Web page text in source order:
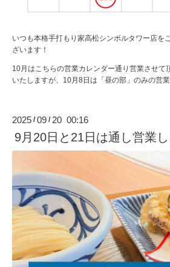
いつも本格手打もり家高松シンボルタワー店を
ざいます！
10月はこちらの営業カレンダー通り営業させて
いたしますが、10月8日は「昼の部」のみの営業
2025 /09 / 20 00:16
9月20日と21日は通し営業し